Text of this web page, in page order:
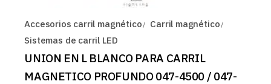
Accesorios carril magnético
Carril magnético
Sistemas de carril LED
UNION EN L BLANCO PARA CARRIL
MAGNETICO PROFUNDO 047-4500 / 047-